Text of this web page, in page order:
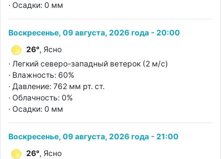
· Осадки: 0 мм
Воскресенье, 09 августа, 2026 года - 20:00
26°, Ясно
· Легкий северо-западный ветерок (2 м/с)
· Влажность: 60%
· Давление: 762 мм рт. ст.
· Облачность: 0%
· Осадки: 0 мм
Воскресенье, 09 августа, 2026 года - 21:00
26°, Ясно